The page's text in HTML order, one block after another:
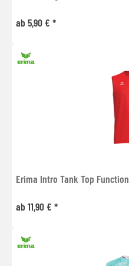
ab 5,90 € *
Erima Intro Tank Top Function
ab 11,90 € *